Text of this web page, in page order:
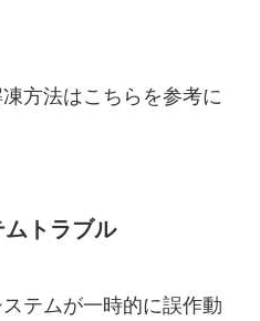
方法はこちらを参考に
トラブル
テムが一時的に誤作動